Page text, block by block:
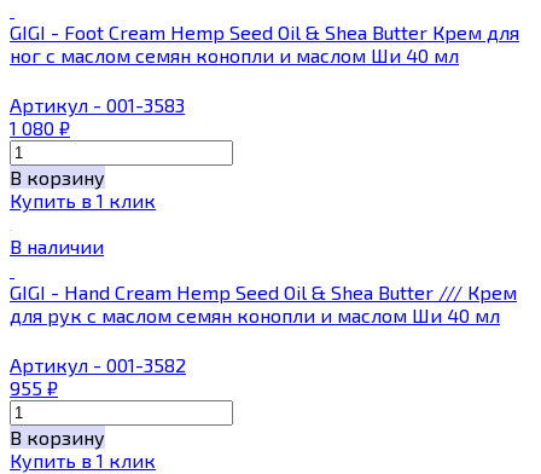
GIGI - Foot Cream Hemp Seed Oil & Shea Butter Крем для
ног с маслом семян конопли и маслом Ши 40 мл
Артикул - 001-3583
1 080 ₽
В корзину
Купить в 1 клик
В наличии
GIGI - Hand Cream Hemp Seed Oil & Shea Butter /// Крем
для рук с маслом семян конопли и маслом Ши 40 мл
Артикул - 001-3582
955 ₽
В корзину
Купить в 1 клик